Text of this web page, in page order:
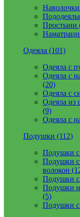
Простыни
Одеяла (101)
Одеяла с
Одеяла с
(20)
Одеяла с
Одеяла из
(9)
Одеяла с
Подушки (112)
Подушки с
Подушки с
волокон
Подушки с
Подушки
(5)
Подушки с